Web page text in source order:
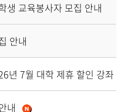
생 교육봉사자 모집 안내
안내
년 7월 대학 제휴 할인 강좌 리
내